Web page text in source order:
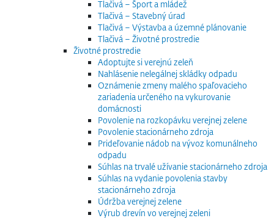
Tlačivá – Šport a mládež
Tlačivá – Stavebný úrad
Tlačivá – Výstavba a územné plánovanie
Tlačivá – Životné prostredie
Životné prostredie
Adoptujte si verejnú zeleň
Nahlásenie nelegálnej skládky odpadu
Oznámenie zmeny malého spaľovacieho
zariadenia určeného na vykurovanie
domácnosti
Povolenie na rozkopávku verejnej zelene
Povolenie stacionárneho zdroja
Prideľovanie nádob na vývoz komunálneho
odpadu
Súhlas na trvalé užívanie stacionárneho zdroja
Súhlas na vydanie povolenia stavby
stacionárneho zdroja
Údržba verejnej zelene
Výrub drevín vo verejnej zeleni